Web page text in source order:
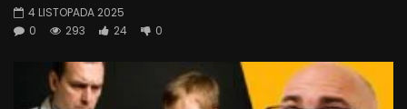
4 LISTOPADA 2025
0
293 24 0